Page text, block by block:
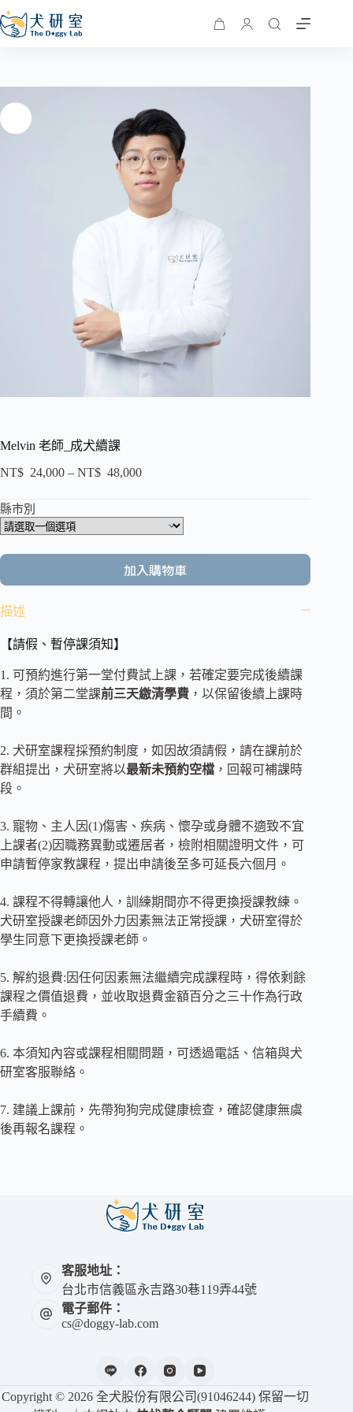
Melvin 老師_成犬續課
NT$ 24,000 – NT$ 48,000
縣市別
加入購物車
描述
【請假、暫停課須知】
1. 可預約進行第一堂付費試上課，若確定要完成後續課
程，須於第二堂課前三天繳清學費 ，以保留後續上課時
間。
2. 犬研室課程採預約制度，如因故須請假，請在課前於
群組提出，犬研室將以最新未預約空檔 ，回報可補課時
段。
3. 寵物、主人因(1)傷害、疾病、懷孕或身體不適致不宜
上課者(2)因職務異動或遷居者，檢附相關證明文件，可
申請暫停家教課程，提出申請後至多可延長六個月。
4. 課程不得轉讓他人，訓練期間亦不得更換授課教練。
犬研室授課老師因外力因素無法正常授課，犬研室得於
學生同意下更換授課老師。
5. 解約退費:因任何因素無法繼續完成課程時，得依剩餘
課程之價值退費，並收取退費金額百分之三十作為行政
手續費。
6. 本須知內容或課程相關問題，可透過電話、信箱與犬
研室客服聯絡。
7. 建議上課前，先帶狗狗完成健康檢查，確認健康無虞
後再報名課程。
客服地址：
台北市信義區永吉路30巷119弄44號
電子郵件：
cs@doggy-lab.com
Copyright © 2026 全犬股份有限公司(91046244) 保留一切